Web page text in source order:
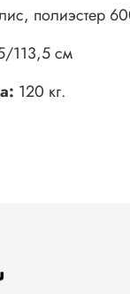
полиэстер
113,5 см
120 кг.